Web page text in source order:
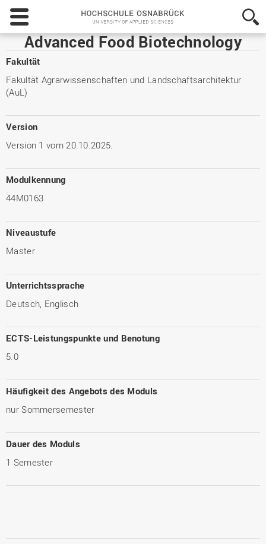
Hochschule
Osnabrück
-
University
Sciences
Advanced Food Biotechnology
Fakultät
Fakultät Agrarwissenschaften und Landschaftsarchitektur
(AuL)
Version
Version 1 vom 20.10.2025.
Modulkennung
44M0163
Niveaustufe
Master
Unterrichtssprache
Deutsch, Englisch
ECTS-Leistungspunkte und Benotung
5.0
Häufigkeit des Angebots des Moduls
nur Sommersemester
Dauer des Moduls
1 Semester